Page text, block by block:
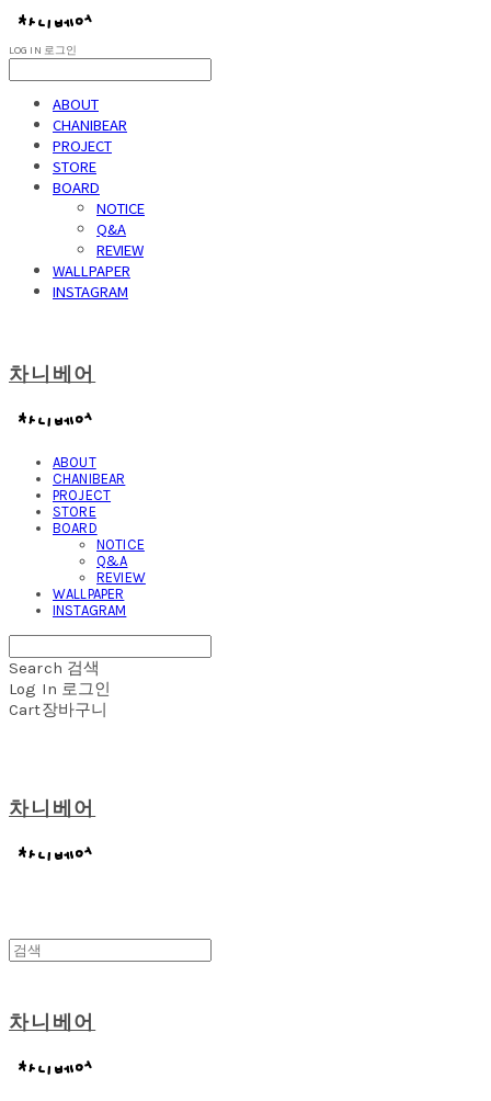
LOG IN 로그인
ABOUT
CHANIBEAR
PROJECT
STORE
BOARD
NOTICE
Q&A
REVIEW
WALLPAPER
INSTAGRAM
차니베어
ABOUT
CHANIBEAR
PROJECT
STORE
BOARD
NOTICE
Q&A
REVIEW
WALLPAPER
INSTAGRAM
Search 검색
Log In 로그인
Cart장바구니
차니베어
차니베어